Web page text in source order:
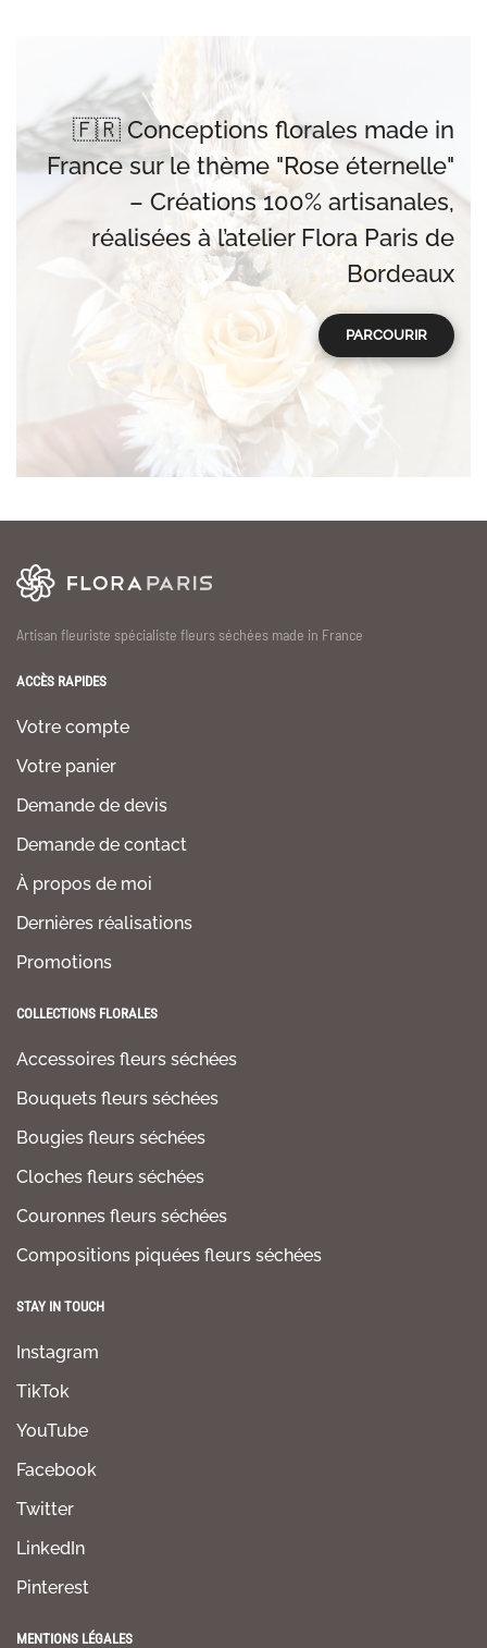
🇫🇷 Conceptions florales made in
France sur le thème "Rose éternelle"
– Créations 100% artisanales,
réalisées à l’atelier Flora Paris de
Bordeaux
PARCOURIR
Artisan fleuriste spécialiste fleurs séchées made in France
ACCÈS RAPIDES
Votre compte
Votre panier
Demande de devis
Demande de contact
À propos de moi
Dernières réalisations
Promotions
COLLECTIONS FLORALES
Accessoires fleurs séchées
Bouquets fleurs séchées
Bougies fleurs séchées
Cloches fleurs séchées
Couronnes fleurs séchées
Compositions piquées fleurs séchées
STAY IN TOUCH
Instagram
TikTok
YouTube
Facebook
Twitter
LinkedIn
Pinterest
MENTIONS LÉGALES